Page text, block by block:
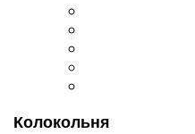
Колокольня